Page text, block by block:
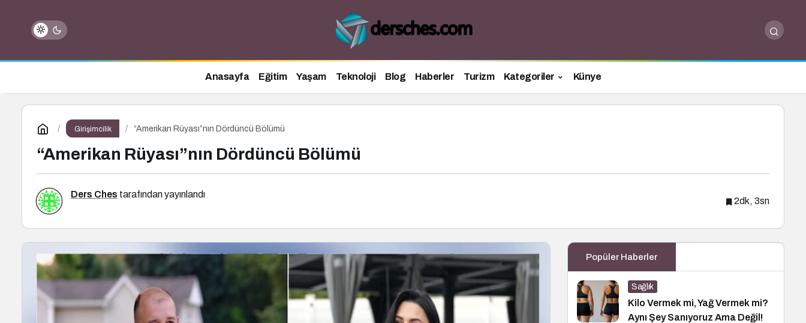
Anasayfa Eğitim Yaşam Teknoloji Blog Haberler Turizm Kategoriler Künye
Girişimcilik “Amerikan Rüyası”nın Dördüncü Bölümü
“Amerikan Rüyası”nın Dördüncü Bölümü
Ders Ches tarafından yayınlandı
2dk, 3sn
Popüler Haberler
Sağlık
Kilo Vermek mi, Yağ Vermek mi?
Aynı Şey Sanıyoruz Ama Değil!